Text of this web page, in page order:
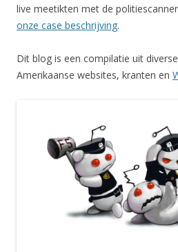
live meetikten met de
onze case beschrijving.
Dit blog is een compilatie uit
Amerikaanse websites, kranten en